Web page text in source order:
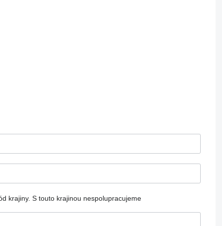
krajiny. S touto krajinou nespolupracujeme